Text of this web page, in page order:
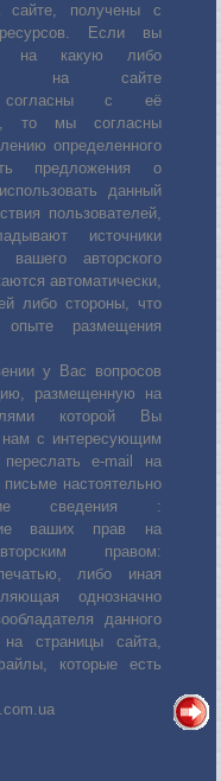
сайте, получены с
ресурсов. Если вы
на какую либо
на сайте
с её
то мы согласны
определенного
предложения о
данный
пользователей,
источники
авторского
автоматически,
либо стороны, что
размещения
у Вас вопросов
размещенную на
которой Вы
нам с интересующим
е-mail на
настоятельно
сведения :
ваших прав на
правом:
либо иная
однозначно
данного
страницы сайта,
которые есть